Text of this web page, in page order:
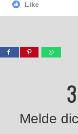
Like
Melde